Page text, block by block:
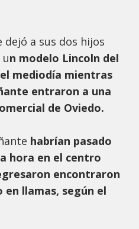
a sus dos hijos
n modelo Lincoln del
mediodía mientras
entraron a una
de Oviedo.
habrían pasado
hora en el centro
encontraron
llamas, según el